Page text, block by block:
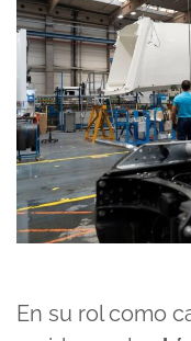
En su rol como